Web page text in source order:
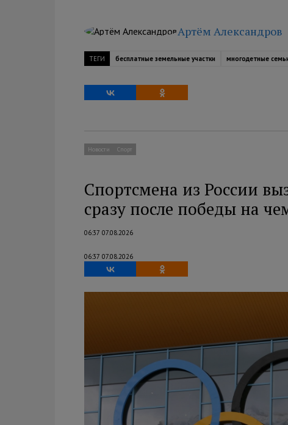
Артём Александров
ТЕГИ бесплатные земельные участки многодетные
Новости Спорт
Спортсмена из России
сразу после победы на
06:37 07.08.2026
06:37 07.08.2026